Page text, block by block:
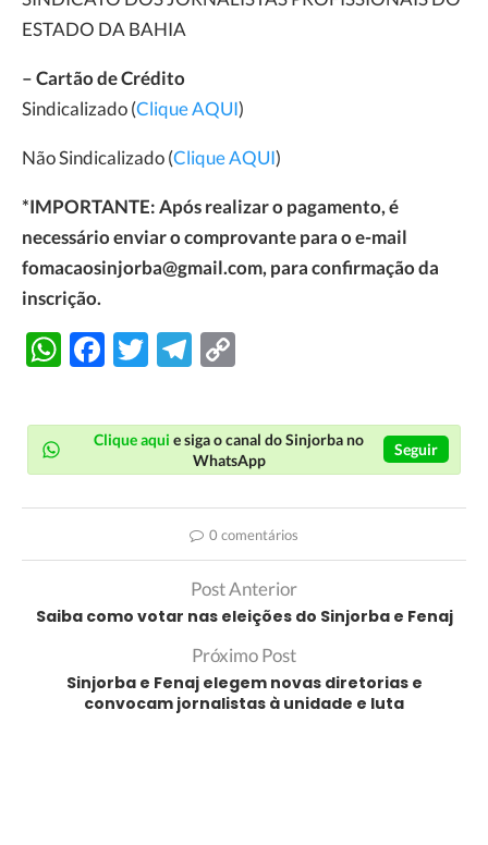
ESTADO DA BAHIA
– Cartão de Crédito
Sindicalizado (Clique AQUI)
Não Sindicalizado (Clique AQUI)
*IMPORTANTE: Após realizar o pagamento, é
necessário enviar o comprovante para o e-mail
fomacaosinjorba@gmail.com, para confirmação da
inscrição.
WhatsApp
Facebook
TwitterTelegram
Clique aqui e siga o canal do Sinjorba no
WhatsApp
Seguir
0 comentários
Post Anterior
Saiba como votar nas eleições do Sinjorba e Fenaj
Próximo Post
Sinjorba e Fenaj elegem novas diretorias e
convocam jornalistas à unidade e luta